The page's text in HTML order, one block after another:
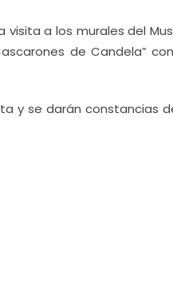
a los murales del
de Candela”
y se darán constancias